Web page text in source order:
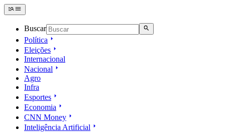
Buscar
Política
Eleições
Internacional
Nacional
Agro
Infra
Esportes
Economia
CNN Money
Inteligência Artificial